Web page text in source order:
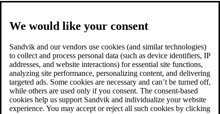
We would like your consent
Sandvik and our vendors use cookies (and similar technologies)
to collect and process personal data (such as device identifiers, IP
addresses, and website interactions) for essential site functions,
analyzing site performance, personalizing content, and delivering
targeted ads. Some cookies are necessary and can’t be turned off,
while others are used only if you consent. The consent-based
cookies help us support Sandvik and individualize your website
experience. You may accept or reject all such cookies by clicking